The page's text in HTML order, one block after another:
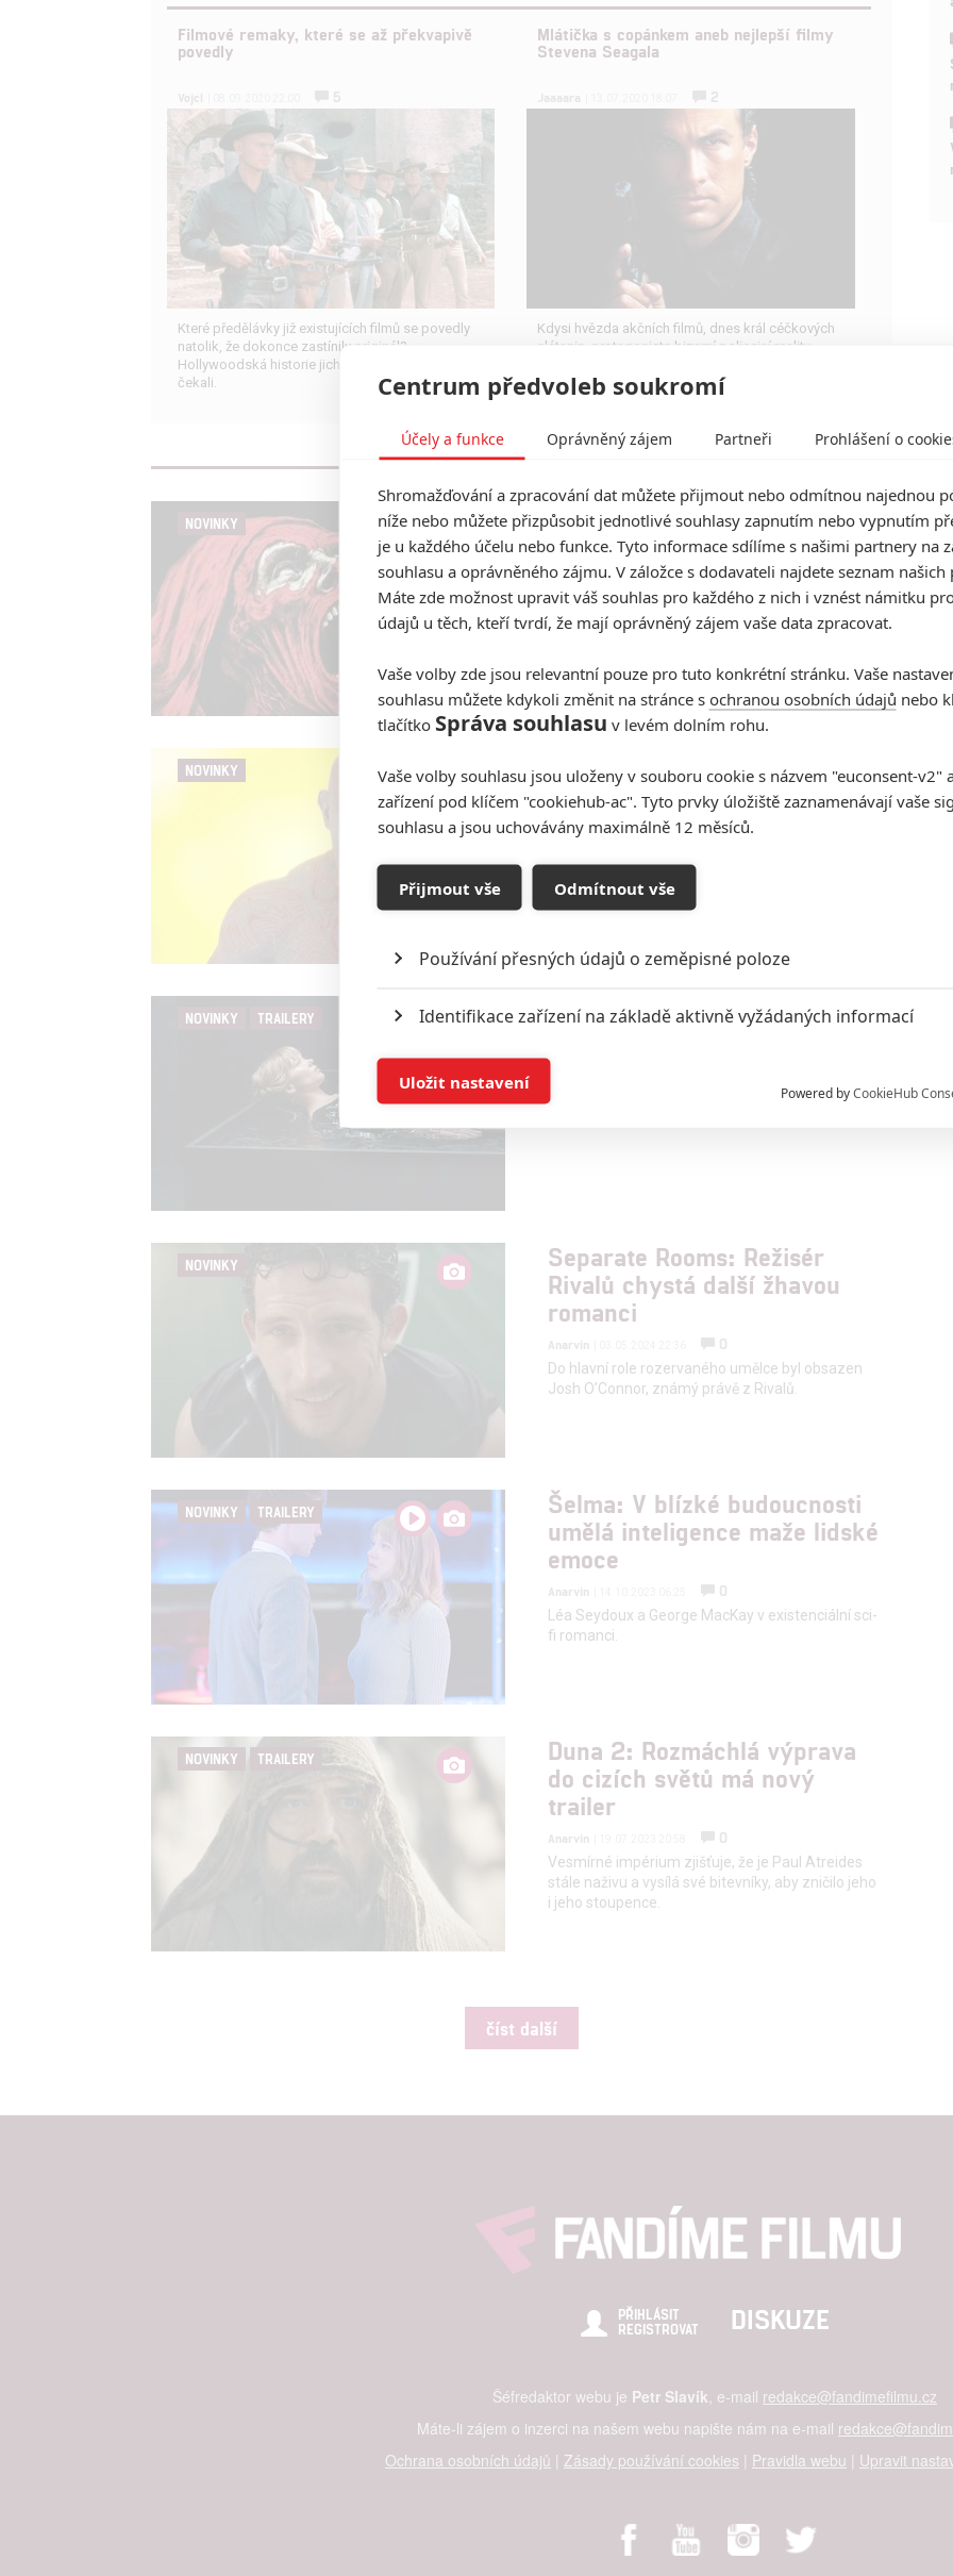
Filmové remaky, které se až překvapivě
povedly
Které předělávky již existujících filmů se povedly
natolik, že dokonce zastínily originál?
Hollywoodská historie jich ukrývá víc, než byste
čekali.
Mlátička s copánkem aneb nejlepší filmy
Stevena Seagala
Kdysi hvězda akčních filmů, dnes král céčkových
slátanin, protagonista bizarní policejní reality
NOVINKY
Maska červené smrti: Šlechta
se ukryje před morem na
hradě plném orgií
Anarvin | 18.02.2026 06:00
0
Natáčení zatraceně divoké verze E.A. Poa začalo.
NOVINKY
Alpha Gang: Bautista, Tatum a
další jako mimozemšťané v
nové komedii
Mimozemským nájezdníkům zhatí dobyvačné
plány odporná pozemská zbraň: Emoce.
NOVINKY TRAILERY
Šelma: Trailer na sci-fi, kde
AI ovládá naše emoce
Vydejte se s Léou Seydoux a Georgem
NOVINKY
Separate Rooms: Režisér
Rivalů chystá další žhavou
romanci
Anarvin
0
Do hlavní role rozervaného umělce byl obsazen
Josh O’Connor, známý právě z Rivalů.
NOVINKY TRAILERY
Šelma: V blízké budoucnosti
umělá inteligence maže lidské
emoce
Anarvin
0
Léa Seydoux a George MacKay v existenciální sci-
fi romanci.
NOVINKY TRAILERY
Duna 2: Rozmáchlá výprava
do cizích světů má nový
trailer
Anarvin
0
Vesmírné impérium zjišťuje, že je Paul Atreides
stále naživu a vysílá své bitevníky, aby zničilo jeho
i jeho stoupence.
číst další
PŘIHLÁSIT
REGISTROVAT
DISKUZE
Šéfredaktor webu je Petr Slavík, e-mail redakce@fandimefilmu.cz
Máte-li zájem o inzerci na našem webu napište nám na e-mail
Ochrana osobních údajů | Zásady používání cookies | Pravidla webu | Upravit
Centrum předvoleb soukromí
Účely a funkce Oprávněný zájem Partneři Prohlášení o
Shromažďování a zpracování dat můžete přijmout nebo odmítnou najednou
níže nebo můžete přizpůsobit jednotlivé souhlasy zapnutím nebo vypnutím
je u každého účelu nebo funkce. Tyto informace sdílíme s našimi partnery na
souhlasu a oprávněného zájmu. V záložce s dodavateli najdete seznam našich
Máte zde možnost upravit váš souhlas pro každého z nich i vznést námitku
údajů u těch, kteří tvrdí, že mají oprávněný zájem vaše data zpracovat.
Vaše volby zde jsou relevantní pouze pro tuto konkrétní stránku. Vaše
souhlasu můžete kdykoli změnit na stránce s ochranou osobních údajů nebo
tlačítko Správa souhlasu v levém dolním rohu.
Vaše volby souhlasu jsou uloženy v souboru cookie s názvem "euconsent-v2"
zařízení pod klíčem "cookiehub-ac". Tyto prvky úložiště zaznamenávají vaše
souhlasu a jsou uchovávány maximálně 12 měsíců.
Přijmout vše Odmítnout vše
Používání přesných údajů o zeměpisné poloze
Identifikace zařízení na základě aktivně vyžádaných informací
Ukládání a/nebo přístup k informacím v zařízení
Reklama založená na omezených údajích a měření reklamy
služeb
Udělením souhlasu s účely a funkcemi zde uvedenými dáváte nám i našim
možnost: Zajištění bezpečnosti, předcházení a zjišťování podvodů a
Poskytování a zobrazování reklamy a obsahu
Powered byCookieHub
Uložit nastavení